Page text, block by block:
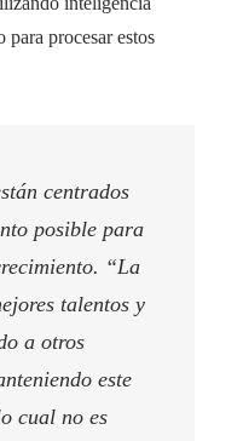
procesar estos
centrados
posible para
“La
talentos y
a otros
este
cual no es